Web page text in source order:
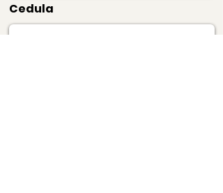
Cedula